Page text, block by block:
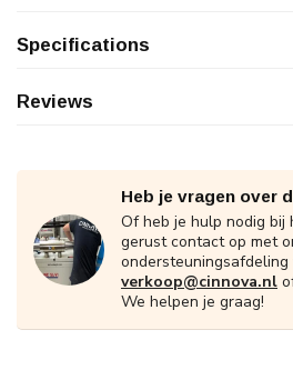
Specifications
Reviews
Heb je vragen over
Of heb je hulp nodig bij
gerust contact op met
ondersteuningsafdeling
verkoop@cinnova.nl
We helpen je graag!